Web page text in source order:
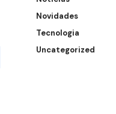
Novidades
Tecnologia
Uncategorized